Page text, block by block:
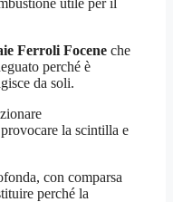
Ferroli Focene che
perché è
da soli.
la scintilla e
con comparsa
perché la